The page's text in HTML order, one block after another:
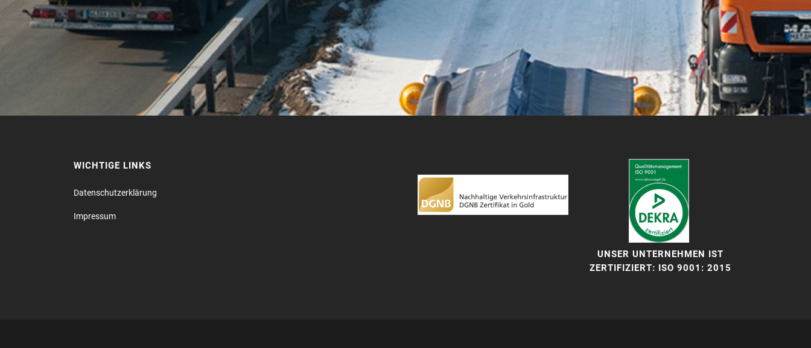
WICHTIGE LINKS
Datenschutz­erklärung
Impressum
UNSER UNTERNEHMEN IST
ZERTIFIZIERT: ISO 9001: 2015